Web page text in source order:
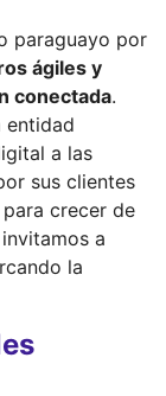
paraguayo por
ágiles y
conectada.
entidad
a las
sus clientes
crecer de
a
la